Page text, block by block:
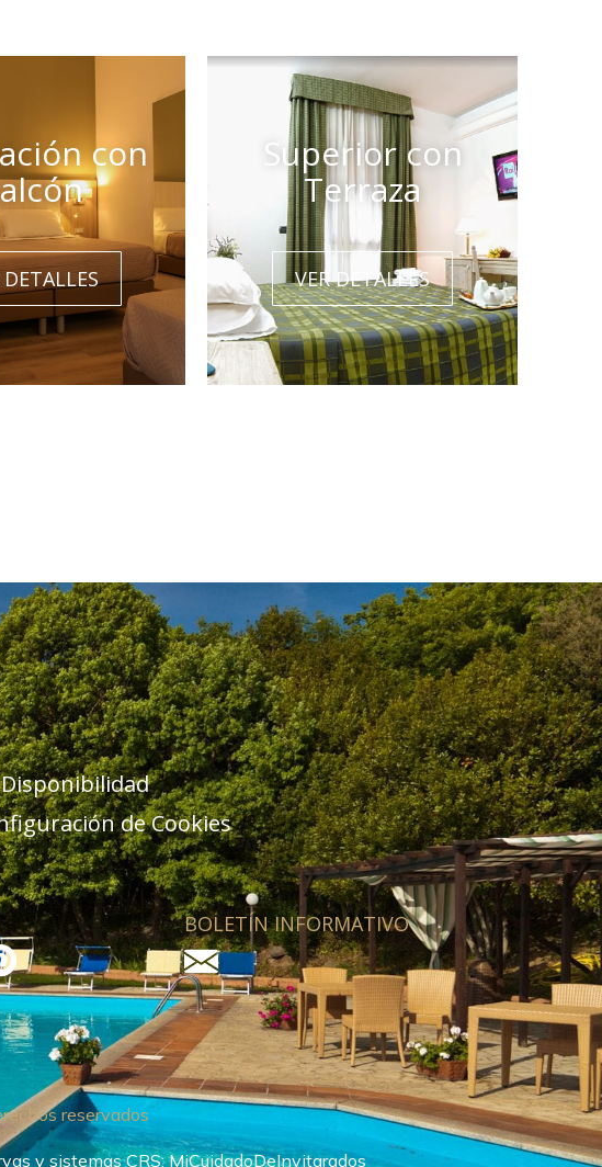
con
DETALLES
Superior con
Terraza
VER DETALLES
de Cookies
BOLETÍN INFORMATIVO
reservados
y sistemas CRS:MiCuidadoDeInvitarados